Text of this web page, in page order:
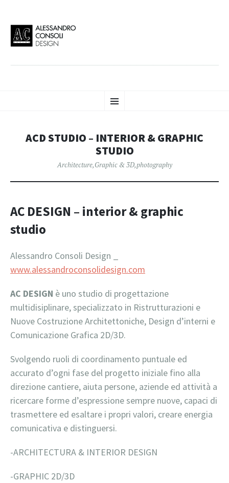
AC DESIGN | ALESSANDRO
Art direction. Iseo Lake. ITALY
Menu
AL
ACD STUDIO – INTERIOR & GRAPHIC
STUDIO
Architecture,Graphic & 3D,photography
AC DESIGN – interior & graphic
studio
Alessandro Consoli Design _
www.alessandroconsolidesign.com
AC DESIGN è uno studio di progettazione
multidisiplinare, specializzato in Ristrutturazioni e
Nuove Costruzione Architettoniche, Design d’interni e
Comunicazione Grafica 2D/3D.
Svolgendo ruoli di coordinamento puntuale ed
accurato d’ogni fase del progetto iniziale fino alla
direzione cantiere, aiuta persone, aziende ed attività a
ricercare forme d’espressione sempre nuove, capaci di
trasmettere ed esaltare i propri valori, creare energia
comunicativa e distinguersi.
-ARCHITECTURA & INTERIOR DESIGN
-GRAPHIC 2D/3D